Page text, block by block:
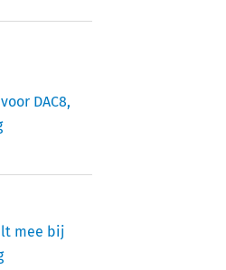
DAC8,
mee bij